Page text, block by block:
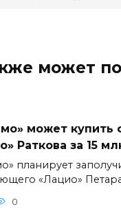
может
может купить
Раткова за 15
планирует
«Лацио»
0